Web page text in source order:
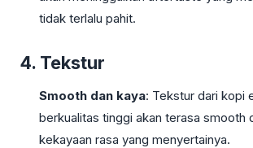
tidak terlalu pahit.
4. Tekstur
Smooth dan kaya: Tekstur dari kopi
berkualitas tinggi akan terasa smooth
kekayaan rasa yang menyertainya.